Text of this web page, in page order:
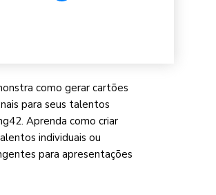
como gerar cartões
para seus talentos
Aprenda como criar
individuais ou
para apresentações